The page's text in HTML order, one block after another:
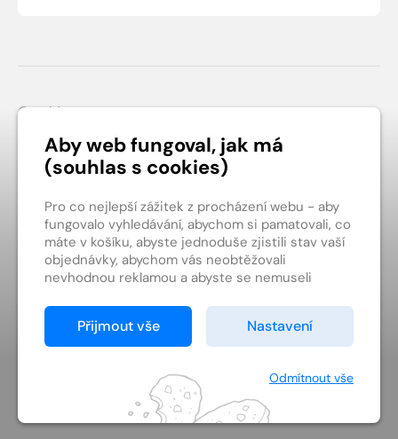
Cookies
Obchodní podmínky
Ochrana soukromí
Aby web fungoval, jak má
(souhlas s cookies)
Pro co nejlepší zážitek z procházení webu - aby
fungovalo vyhledávání, abychom si pamatovali, co
máte v košíku, abyste jednoduše zjistili stav vaší
objednávky, abychom vás neobtěžovali
nevhodnou reklamou a abyste se nemuseli
Proto od vás potřebujeme souhlas se
zpracováním souborů cookies
prohlížeči. Děkujeme, že nám ho dáte a pomůžete
nám tak web zlepšovat.
Přijmout vše Nastavení
Odmítnout vše